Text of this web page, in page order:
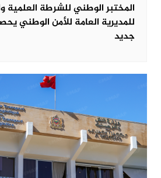
المختبر الوطني للشرطة العلمية
للمديرية العامة للأمن الوطني
جديد